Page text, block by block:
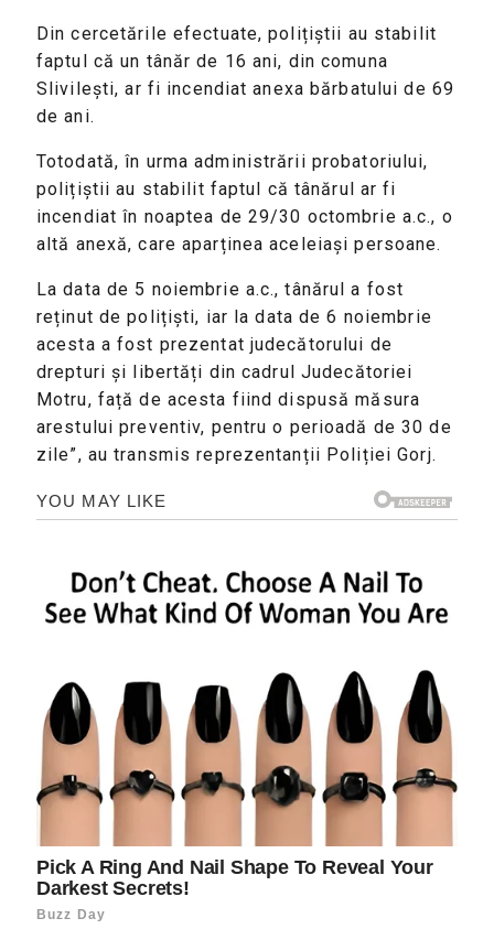
Din cercetările efectuate, polițiștii au stabilit
faptul că un tânăr de 16 ani, din comuna
Slivilești, ar fi incendiat anexa bărbatului de 69
de ani.
Totodată, în urma administrării probatoriului,
polițiștii au stabilit faptul că tânărul ar fi
incendiat în noaptea de 29/30 octombrie a.c., o
altă anexă, care aparținea aceleiași persoane.
La data de 5 noiembrie a.c., tânărul a fost
reținut de polițiști, iar la data de 6 noiembrie
acesta a fost prezentat judecătorului de
drepturi și libertăți din cadrul Judecătoriei
Motru, față de acesta fiind dispusă măsura
arestului preventiv, pentru o perioadă de 30 de
zile”, au transmis reprezentanții Poliției Gorj.